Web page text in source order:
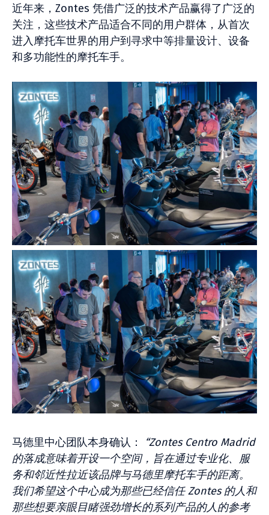
近年来，Zontes 凭借广泛的技术产品赢得了广泛的
关注，这些技术产品适合不同的用户群体，从首次
进入摩托车世界的用户到寻求中等排量设计、设备
和多功能性的摩托车手。
马德里中心团队本身确认：
“Zontes Centro Madrid
的落成意味着开设一个空间，旨在通过专业化、服
务和邻近性拉近该品牌与马德里摩托车手的距离。
我们希望这个中心成为那些已经信任 Zontes 的人和
那些想要亲眼目睹强劲增长的系列产品的人的参考